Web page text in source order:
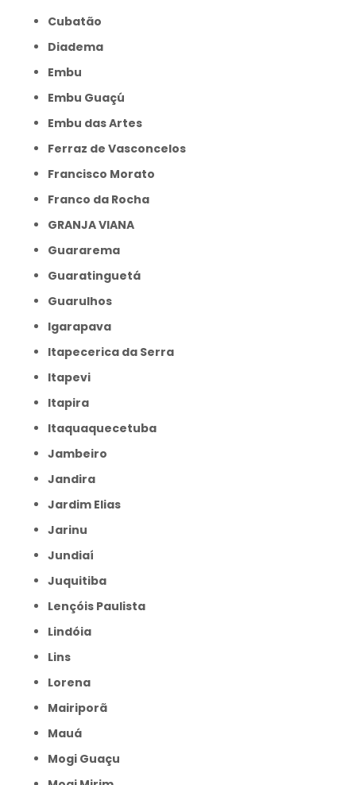
Cubatão
Diadema
Embu
Embu Guaçú
Embu das Artes
Ferraz de Vasconcelos
Francisco Morato
Franco da Rocha
GRANJA VIANA
Guararema
Guaratinguetá
Guarulhos
Igarapava
Itapecerica da Serra
Itapevi
Itapira
Itaquaquecetuba
Jambeiro
Jandira
Jardim Elias
Jarinu
Jundiaí
Juquitiba
Lençóis Paulista
Lindóia
Lins
Lorena
Mairiporã
Mauá
Mogi Guaçu